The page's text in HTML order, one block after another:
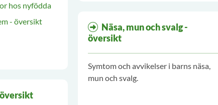
hos nyfödda
- översikt
Näsa, mun och svalg -
översikt
Symtom och avvikelser i barns näsa,
mun och svalg.